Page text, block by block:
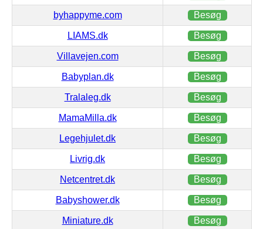
byhappyme.com Besøg
LIAMS.dk Besøg
Villavejen.com Besøg
Babyplan.dk Besøg
Tralaleg.dk Besøg
MamaMilla.dk Besøg
Legehjulet.dk Besøg
Livrig.dk Besøg
Netcentret.dk Besøg
Babyshower.dk Besøg
Miniature.dk Besøg